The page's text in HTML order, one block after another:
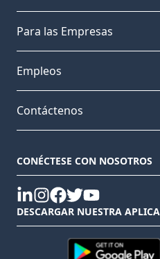
Para las Empresas
Empleos
Contáctenos
CONÉCTESE CON NOSOTROS
linkedin
instagram
facebook
twitteryoutube
DESCARGAR NUESTRA